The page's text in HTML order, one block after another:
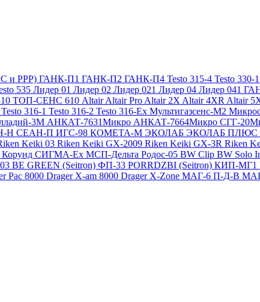
и РРР) ГАНК-П1 ГАНК-П2 ГАНК-П4 Testo 315-4 Testo 330-
535 Лидер 01 Лидер 02 Лидер 021 Лидер 04 Лидер 041
ТОП-СЕНС 610 AltairAltair Pro Altair 2X Altair 4XR Altair
Testo 316-1 Testo 316-2 Testo 316-Ex Мультигазсенс-М2
3М АНКАТ-7631Микро АНКАТ-7664Микро СГГ-
Н СЕАН-П ИГС-98 КОМЕТА-М ЭКОЛАБ ЭКОЛАБ ПЛЮС
Keiki 03 Riken Keiki GX-2009 Riken Keiki GX-3R Riken
Корунд СИГМА-Ех МСП-Дельта Родос-05 BW Clip BW Solo
BE GREEN (Seitron) ФП-33 PORRDZBI (Seitron) КИП-МГ1
Pac 8000 Drager X-am 8000 Drager X-Zone МАГ-6 П-Д-В